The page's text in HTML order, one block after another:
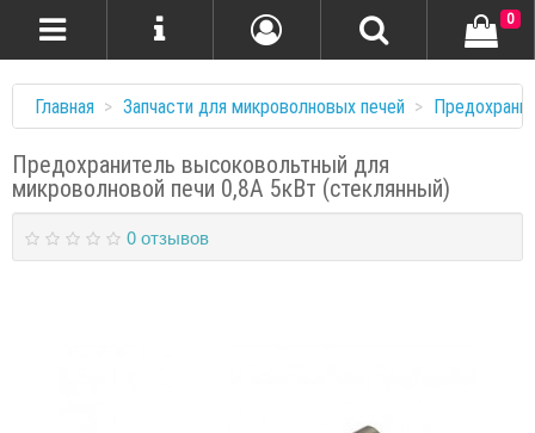
0
Главная Запчасти для микроволновых печей
Предохранитель высоковольтный для
микроволновой печи 0,8А 5кВт (стеклянный)
0 отзывов